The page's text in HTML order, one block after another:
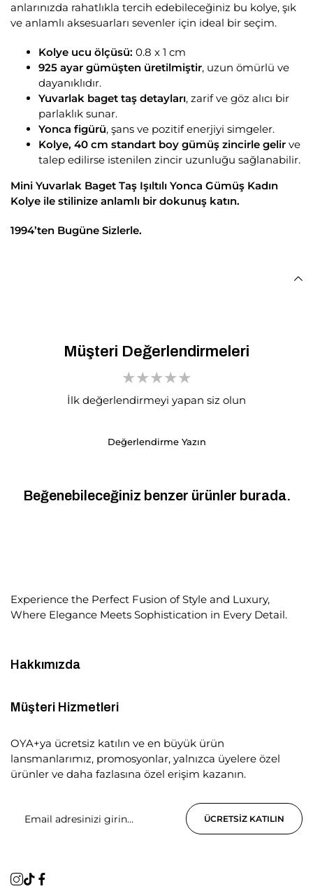
anlarınızda rahatlıkla tercih edebileceğiniz bu kolye, şık
ve anlamlı aksesuarları sevenler için ideal bir seçim.
Kolye ucu ölçüsü: 0.8 x 1 cm
925 ayar gümüşten üretilmiştir, uzun ömürlü ve
dayanıklıdır.
Yuvarlak baget taş detayları, zarif ve göz alıcı bir
parlaklık sunar.
Yonca figürü, şans ve pozitif enerjiyi simgeler.
Kolye, 40 cm standart boy gümüş zincirle gelir ve
talep edilirse istenilen zincir uzunluğu sağlanabilir.
Mini Yuvarlak Baget Taş Işıltılı Yonca Gümüş Kadın
Kolye ile stilinize anlamlı bir dokunuş katın.
1994’ten Bugüne Sizlerle.
Müşteri Değerlendirmeleri
İlk değerlendirmeyi yapan siz olun
Değerlendirme Yazın
Beğenebileceğiniz benzer ürünler burada.
Experience the Perfect Fusion of Style and Luxury,
Where Elegance Meets Sophistication in Every Detail.
Hakkımızda
Müşteri Hizmetleri
OYA+ya ücretsiz katılın ve en büyük ürün
lansmanlarımız, promosyonlar, yalnızca üyelere özel
ürünler ve daha fazlasına özel erişim kazanın.
ÜCRETSIZ KATILIN